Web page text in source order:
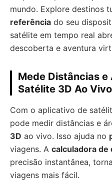
mundo. Explore destinos
referência do seu
satélite em tempo real
descoberta e aventura
Mede Distâncias e
Satélite 3D Ao Vivo
Com o aplicativo de
pode medir distâncias e
3D ao vivo. Isso ajuda no
viagens. A calculadora de
precisão instantânea,
viagens mais fácil.